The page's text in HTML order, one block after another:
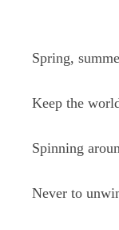
Spring,
Keep the
Spinning
Never to